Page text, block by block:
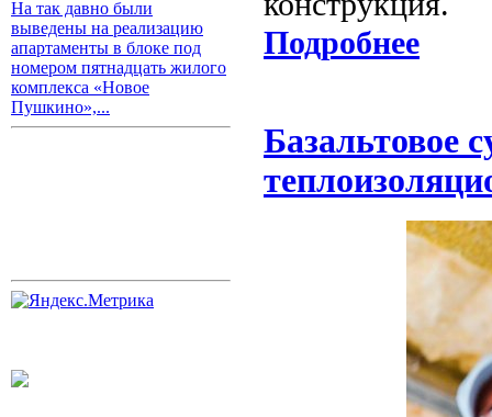
На так давно были
выведены на реализацию
апартаменты в блоке под
номером пятнадцать жилого
комплекса «Новое
Пушкино»,...
Подробнее
Базальтовое